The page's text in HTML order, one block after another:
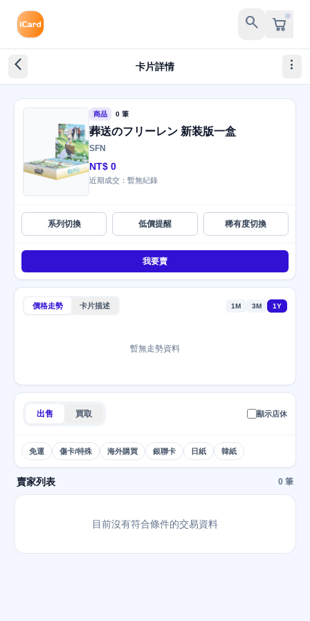
search
arrow_back_ios_new 卡片詳情 more_vert
商品 0 筆
葬送のフリーレン 新装版一盒
SFN
NT$ 0
近期成交：暫無紀錄
系列切換 低價提醒 稀有度切換
我要賣
價格走勢 卡片描述 1M 3M 1Y
暫無走勢資料
出售 買取 顯示店休
免運 傷卡/特殊 海外購買 銀聯卡 日紙 韓紙
賣家列表 0 筆
目前沒有符合條件的交易資料